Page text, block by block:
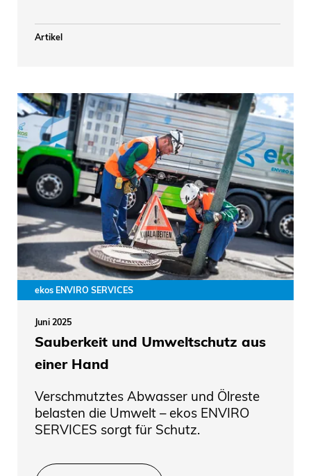
Artikel
ekos ENVIRO SERVICES
Juni 2025
Sauberkeit und Umweltschutz aus
einer Hand
Verschmutztes Abwasser und Ölreste
belasten die Umwelt – ekos ENVIRO
SERVICES sorgt für Schutz.